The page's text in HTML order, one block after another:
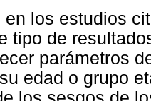
en los estudios
tipo de
parámetros
edad o grupo